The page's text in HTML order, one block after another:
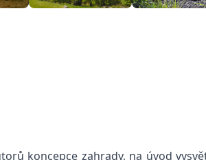
koncepce zahrady, na úvod